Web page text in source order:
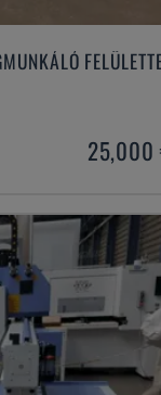
25,000